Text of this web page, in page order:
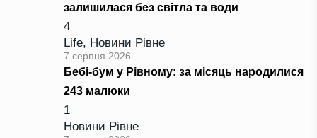
залишилася без світла та води
4
Life, Новини Рівне
7 серпня 2026
Бебі-бум у Рівному: за місяць народилися
243 малюки
1
Новини Рівне